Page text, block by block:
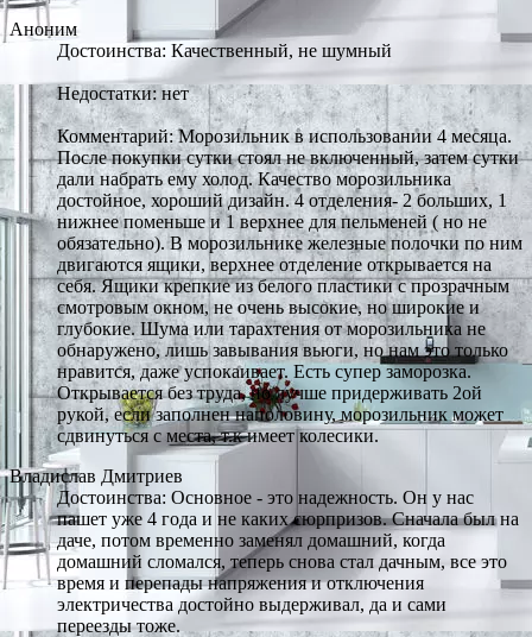
Аноним
Достоинства: Качественный, не шумный
Недостатки: нет
Комментарий: Морозильник в использовании 4 месяца.
После покупки сутки стоял не включенный, затем сутки
дали набрать ему холод. Качество морозильника
достойное, хороший дизайн. 4 отделения- 2 больших, 1
нижнее поменьше и 1 верхнее для пельменей ( но не
обязательно). В морозильнике железные полочки по ним
двигаются ящики, верхнее отделение открывается на
себя. Ящики крепкие из белого пластики с прозрачным
смотровым окном, не очень высокие, но широкие и
глубокие. Шума или тарахтения от морозильника не
обнаружено, лишь завывания вьюги, но нам это только
нравится, даже успокаивает. Есть супер заморозка.
Открывается без труда, но лучше придерживать 2ой
рукой, если заполнен наполовину, морозильник может
сдвинуться с места, т.к имеет колесики.
Владислав Дмитриев
Достоинства: Основное - это надежность. Он у нас
пашет уже 4 года и не каких сюрпризов. Сначала был на
даче, потом временно заменял домашний, когда
домашний сломался, теперь снова стал дачным, все это
время и перепады напряжения и отключения
электричества достойно выдерживал, да и сами
переезды тоже.